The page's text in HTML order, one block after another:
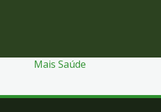
Mais Saúde